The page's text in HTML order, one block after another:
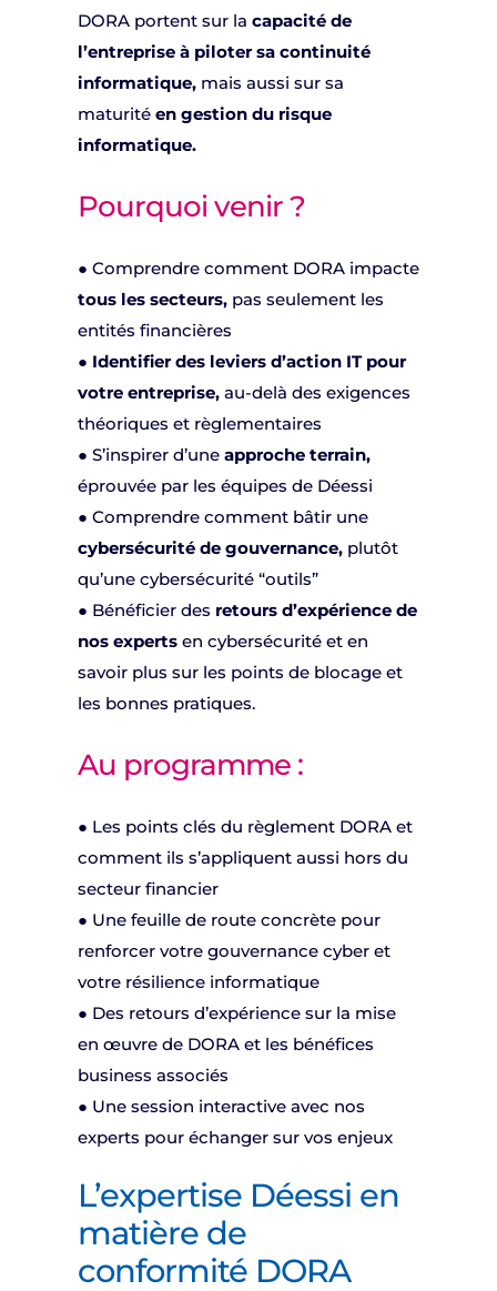
DORA portent sur la capacité de
l’entreprise à piloter sa continuité
informatique,mais aussi sur sa
maturité en gestion du risque
informatique.
Pourquoi venir ?
● Comprendre comment DORA impacte
tous les secteurs,pas seulement les
entités financières
● Identifier des leviers d’action IT pour
votre entreprise,au-delà des exigences
théoriques et règlementaires
● S’inspirer d’une approche terrain,
éprouvée par les équipes de Déessi
● Comprendre comment bâtir une
cybersécurité de gouvernance,plutôt
qu’une cybersécurité “outils”
● Bénéficier des retours d’expérience de
nos expertsen cybersécurité et en
savoir plus sur les points de blocage et
les bonnes pratiques.
Au programme :
● Les points clés du règlement DORA et
comment ils s’appliquent aussi hors du
secteur financier
● Une feuille de route concrète pour
renforcer votre gouvernance cyber et
votre résilience informatique
● Des retours d’expérience sur la mise
en œuvre de DORA et les bénéfices
business associés
● Une session interactive avec nos
experts pour échanger sur vos enjeux
L’expertise Déessi en
matière de
conformité DORA